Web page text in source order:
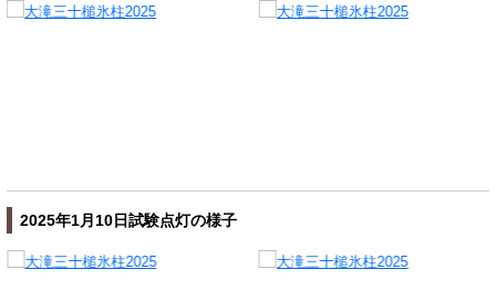
2025年1月10日試験点灯の様子